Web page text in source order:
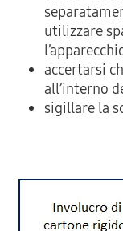
utilizzare
accertarsi
all’interno
sigillare la